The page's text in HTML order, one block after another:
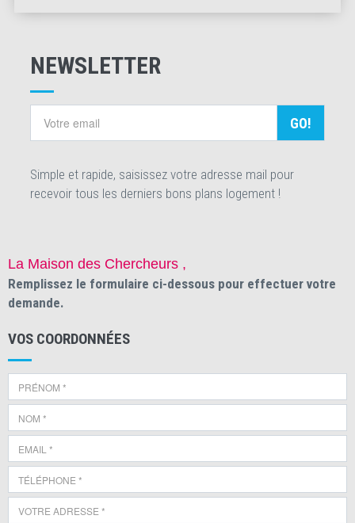
NEWSLETTER
GO!
Simple et rapide, saisissez votre adresse mail pour
recevoir tous les derniers bons plans logement !
La Maison des Chercheurs ,
Remplissez le formulaire ci-dessous pour effectuer votre
demande.
VOS COORDONNÉES